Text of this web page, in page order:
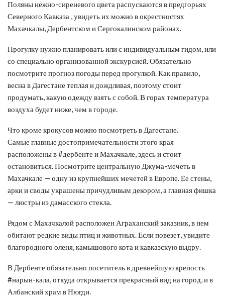
Поляны нежно-сиреневого цвета распускаются в предгорьях
Северного Кавказа , увидеть их можно в окрестностях
Махачкалы, Дербентском и Сергокалинском районах.
Прогулку нужно планировать или с индивидуальным гидом, или
со специально организованной экскурсией. Обязательно
посмотрите прогноз погоды перед прогулкой. Как правило,
весна в Дагестане теплая и дождливая, поэтому стоит
продумать, какую одежду взять с собой. В горах температура
воздуха будет ниже, чем в городе.
Что кроме крокусов можно посмотреть в Дагестане.
Самые главные достопримечательности этого края
расположены в #дербенте и Махачкале, здесь и стоит
остановиться. Посмотрите центральную Джума-мечеть в
Махачкале — одну из крупнейших мечетей в Европе. Ее стены,
арки и своды украшены причудливым декором, а главная фишка
— люстры из дамасского стекла.
Рядом с Махачкалой расположен Аграханский заказник, в нем
обитают редкие виды птиц и животных. Если повезет, увидите
благородного оленя, камышового кота и кавказскую выдру.
В Дербенте обязательно посетитель в древнейшую крепость
#нарын-кала, откуда открывается прекрасный вид на город, и в
Албанский храм в Нюгди.